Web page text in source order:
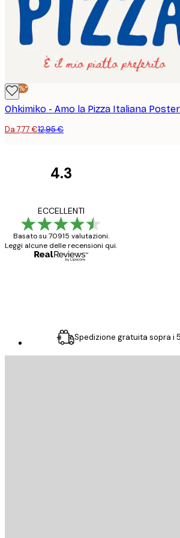
-40%*
Ohkimiko - Amo la Pizza Italiana Poster
Da 7,77 €12,95 €
4.3
ECCELLENTI
Basato su 70915 valutazioni.
Leggi alcune delle recensioni qui.
Spedizione gratuita sopra i